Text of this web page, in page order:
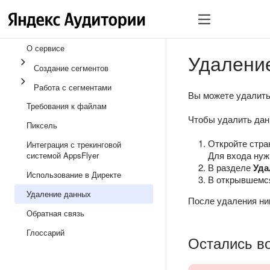
О сервисе
Создание сегментов
Работа с сегментами
Требования к файлам
Пиксель
Интеграция с трекинговой
системой AppsFlyer
Использование в Директе
Удаление данных
Обратная связь
Глоссарий
Вы можете
Чтобы удалить
Откройте
Для входа
В разделе
В
После удаления
Остались